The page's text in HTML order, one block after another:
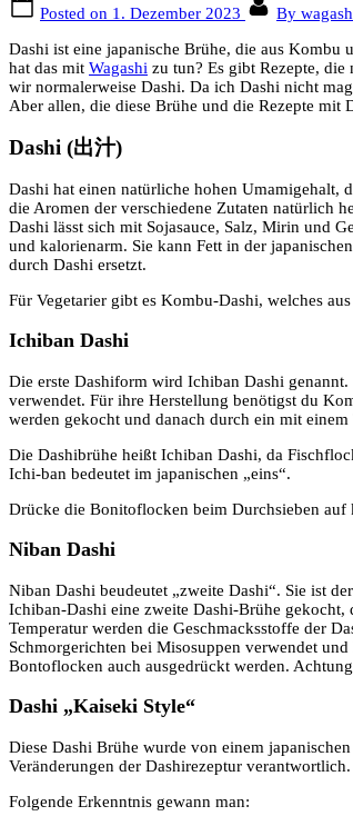
Posted on 1. Dezember 2023 By
Dashi ist eine japanische Brühe, die aus
hat das mit Wagashi zu tun? Es gibt Rezepte,
wir normalerweise Dashi. Da ich Dashi nicht
Aber allen, die diese Brühe und die Rezepte
Dashi (出汁)
Dashi hat einen natürliche hohen Umamigehalt,
die Aromen der verschiedene Zutaten natürlich
Dashi lässt sich mit Sojasauce, Salz, Mirin und
und kalorienarm. Sie kann Fett in der
durch Dashi ersetzt.
Für Vegetarier gibt es Kombu-Dashi, welches
Ichiban Dashi
Die erste Dashiform wird Ichiban Dashi
verwendet. Für ihre Herstellung benötigst du
werden gekocht und danach durch ein mit einem
Die Dashibrühe heißt Ichiban Dashi, da
Ichi-ban bedeutet im japanischen „eins“.
Drücke die Bonitoflocken beim Durchsieben auf
Niban Dashi
Niban Dashi beudeutet „zweite Dashi“. Sie ist
Ichiban-Dashi eine zweite Dashi-Brühe
Temperatur werden die Geschmacksstoffe der
Schmorgerichten bei Misosuppen verwendet
Bontoflocken auch ausgedrückt werden.
Dashi „Kaiseki Style“
Diese Dashi Brühe wurde von einem
Veränderungen der Dashirezeptur verantwortlich.
Folgende Erkenntnis gewann man: